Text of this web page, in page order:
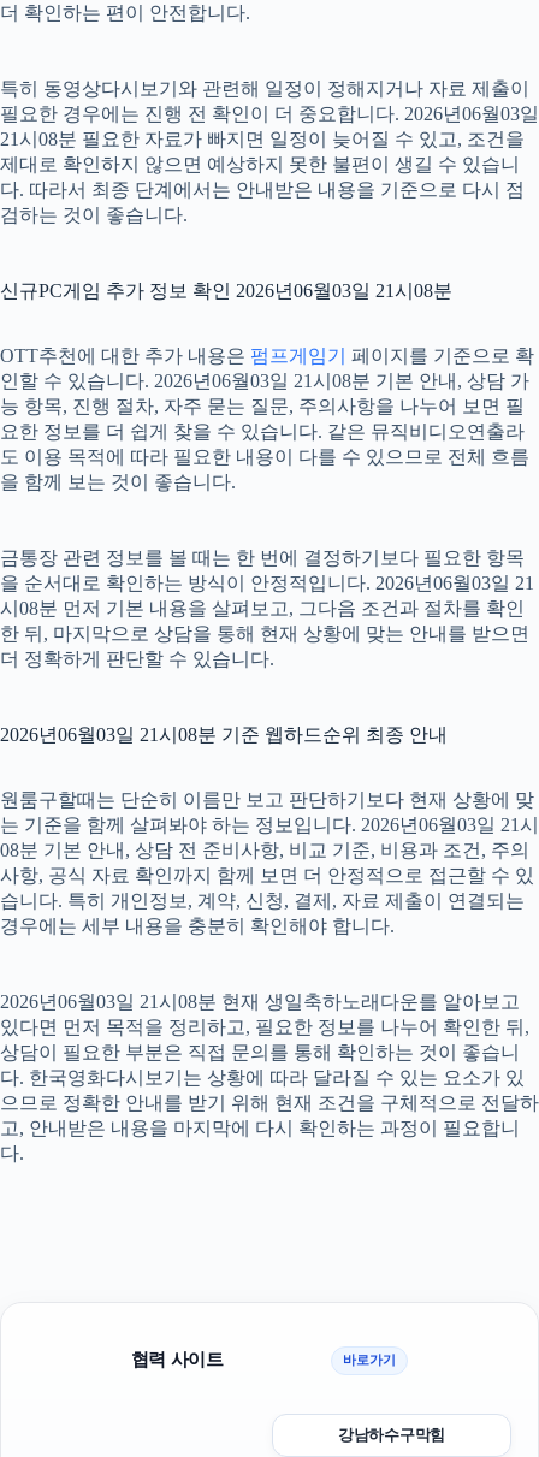
더 확인하는 편이 안전합니다.
특히 동영상다시보기와 관련해 일정이 정해지거나 자료 제출이
필요한 경우에는 진행 전 확인이 더 중요합니다. 2026년06월03일
21시08분 필요한 자료가 빠지면 일정이 늦어질 수 있고, 조건을
제대로 확인하지 않으면 예상하지 못한 불편이 생길 수 있습니
다. 따라서 최종 단계에서는 안내받은 내용을 기준으로 다시 점
검하는 것이 좋습니다.
신규PC게임 추가 정보 확인 2026년06월03일 21시08분
OTT추천에 대한 추가 내용은 펌프게임기
페이지를 기준으로 확
인할 수 있습니다. 2026년06월03일 21시08분 기본 안내, 상담 가
능 항목, 진행 절차, 자주 묻는 질문, 주의사항을 나누어 보면 필
요한 정보를 더 쉽게 찾을 수 있습니다. 같은 뮤직비디오연출라
도 이용 목적에 따라 필요한 내용이 다를 수 있으므로 전체 흐름
을 함께 보는 것이 좋습니다.
금통장 관련 정보를 볼 때는 한 번에 결정하기보다 필요한 항목
을 순서대로 확인하는 방식이 안정적입니다. 2026년06월03일 21
시08분 먼저 기본 내용을 살펴보고, 그다음 조건과 절차를 확인
한 뒤, 마지막으로 상담을 통해 현재 상황에 맞는 안내를 받으면
더 정확하게 판단할 수 있습니다.
2026년06월03일 21시08분 기준 웹하드순위 최종 안내
원룸구할때는 단순히 이름만 보고 판단하기보다 현재 상황에 맞
는 기준을 함께 살펴봐야 하는 정보입니다. 2026년06월03일 21시
08분 기본 안내, 상담 전 준비사항, 비교 기준, 비용과 조건, 주의
사항, 공식 자료 확인까지 함께 보면 더 안정적으로 접근할 수 있
습니다. 특히 개인정보, 계약, 신청, 결제, 자료 제출이 연결되는
경우에는 세부 내용을 충분히 확인해야 합니다.
2026년06월03일 21시08분 현재 생일축하노래다운를 알아보고
있다면 먼저 목적을 정리하고, 필요한 정보를 나누어 확인한 뒤,
상담이 필요한 부분은 직접 문의를 통해 확인하는 것이 좋습니
다. 한국영화다시보기는 상황에 따라 달라질 수 있는 요소가 있
으므로 정확한 안내를 받기 위해 현재 조건을 구체적으로 전달하
고, 안내받은 내용을 마지막에 다시 확인하는 과정이 필요합니
다.
협력 사이트 바로가기
강남하수구막힘